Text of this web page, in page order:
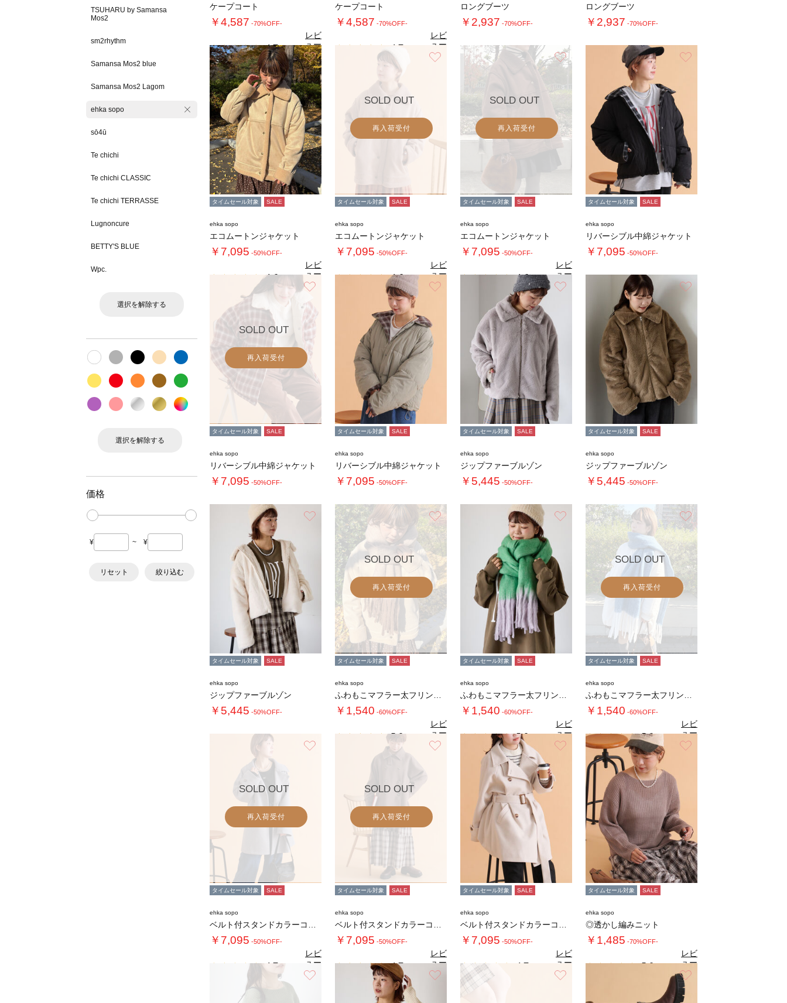
TSUHARU by Samansa
Mos2
sm2rhythm
Samansa Mos2 blue
Samansa Mos2 Lagom
ehka sopo
sō4ū
Te chichi
Te chichi CLASSIC
Te chichi TERRASSE
Lugnoncure
BETTY'S BLUE
Wpc.
選択を解除する
選択を解除する
価格
¥ ~ ¥
リセット 絞り込む
ケープコート
￥4,587 -70%OFF-
4.7（3）
レビ
ュー
を見
る
ケープコート
￥4,587 -70%OFF-
4.7
レビ
ュー
を見
る
ロングブーツ
￥2,937 -70%OFF-
ロングブーツ
￥2,937 -70%OFF-
お気に入り
タイムセール対象 SALE
ehka sopo
エコムートンジャケット
￥7,095 -50%OFF-
4.6（9）
レビ
ュー
を見
る
お気に入り
SOLD OUT
再入荷受付
タイムセール対象 SALE
ehka sopo
エコムートンジャケット
￥7,095 -50%OFF-
4.6（9）
レビ
ュー
を見
る
お気に入り
SOLD OUT
再入荷受付
タイムセール対象 SALE
ehka sopo
エコムートンジャケット
￥7,095 -50%OFF-
4.6（9）
レビ
ュー
を見
る
タイムセール対象 SALE
ehka sopo
リバーシブル中綿ジャケット
￥7,095 -50%OFF-
SOLD OUT
再入荷受付
タイムセール対象 SALE
ehka sopo
リバーシブル中綿ジャケット
￥7,095 -50%OFF-
タイムセール対象 SALE
ehka sopo
リバーシブル中綿ジャケット
￥7,095 -50%OFF-
タイムセール対象 SALE
ehka sopo
ジップファーブルゾン
￥5,445 -50%OFF-
タイムセール対象 SALE
ehka sopo
ジップファーブルゾン
￥5,445 -50%OFF-
お気に入り
タイムセール対象 SALE
ehka sopo
ジップファーブルゾン
￥5,445 -50%OFF-
お気に入り
SOLD OUT
再入荷受付
タイムセール対象 SALE
ehka sopo
￥1,540 -60%OFF-
5.0（1）
レビ
ュー
を見
る
お気に入り
タイムセール対象 SALE
ehka sopo
￥1,540 -60%OFF-
5.0（1）
レビ
ュー
を見
る
お気に入り
SOLD OUT
再入荷受付
タイムセール対象 SALE
ehka sopo
￥1,540 -60%OFF-
5.0（1）
レビ
ュー
を見
る
SOLD OUT
再入荷受付
タイムセール対象 SALE
ehka sopo
￥7,095 -50%OFF-
4.7（3）
レビ
ュー
を見
る
SOLD OUT
再入荷受付
タイムセール対象 SALE
ehka sopo
￥7,095 -50%OFF-
4.7（3）
レビ
ュー
を見
る
お気に入り
タイムセール対象 SALE
ehka sopo
￥7,095 -50%OFF-
4.7
レビ
ュー
を見
る
タイムセール対象 SALE
ehka sopo
◎透かし編みニット
￥1,485 -70%OFF-
5.0（1）
レビ
ュー
を見
る
お気に入り